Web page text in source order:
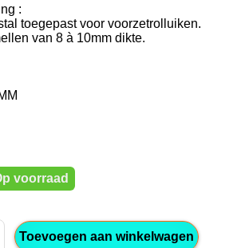
:
toegepast voor voorzetrolluiken.
van 8 à 10mm dikte.
voorraad